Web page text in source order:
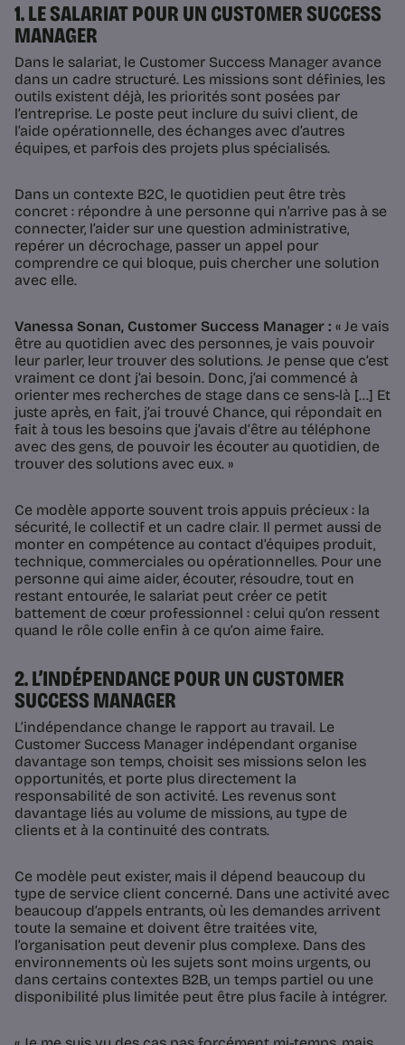
1. LE SALARIAT POUR UN CUSTOMER SUCCESS
MANAGER
Dans le salariat, le Customer Success Manager avance
dans un cadre structuré. Les missions sont définies, les
outils existent déjà, les priorités sont posées par
l’entreprise. Le poste peut inclure du suivi client, de
l’aide opérationnelle, des échanges avec d’autres
équipes, et parfois des projets plus spécialisés.
Dans un contexte B2C, le quotidien peut être très
concret : répondre à une personne qui n’arrive pas à se
connecter, l’aider sur une question administrative,
repérer un décrochage, passer un appel pour
comprendre ce qui bloque, puis chercher une solution
avec elle.
Vanessa Sonan, Customer Success Manager : « Je vais
être au quotidien avec des personnes, je vais pouvoir
leur parler, leur trouver des solutions. Je pense que c’est
vraiment ce dont j’ai besoin. Donc, j’ai commencé à
orienter mes recherches de stage dans ce sens-là [...] Et
juste après, en fait, j’ai trouvé Chance, qui répondait en
fait à tous les besoins que j’avais d’être au téléphone
avec des gens, de pouvoir les écouter au quotidien, de
trouver des solutions avec eux. »
Ce modèle apporte souvent trois appuis précieux : la
sécurité, le collectif et un cadre clair. Il permet aussi de
monter en compétence au contact d’équipes produit,
technique, commerciales ou opérationnelles. Pour une
personne qui aime aider, écouter, résoudre, tout en
restant entourée, le salariat peut créer ce petit
battement de cœur professionnel : celui qu’on ressent
quand le rôle colle enfin à ce qu’on aime faire.
2. L’INDÉPENDANCE POUR UN CUSTOMER
SUCCESS MANAGER
L’indépendance change le rapport au travail. Le
Customer Success Manager indépendant organise
davantage son temps, choisit ses missions selon les
opportunités, et porte plus directement la
responsabilité de son activité. Les revenus sont
davantage liés au volume de missions, au type de
clients et à la continuité des contrats.
Ce modèle peut exister, mais il dépend beaucoup du
type de service client concerné. Dans une activité avec
beaucoup d’appels entrants, où les demandes arrivent
toute la semaine et doivent être traitées vite,
l’organisation peut devenir plus complexe. Dans des
environnements où les sujets sont moins urgents, ou
dans certains contextes B2B, un temps partiel ou une
disponibilité plus limitée peut être plus facile à intégrer.